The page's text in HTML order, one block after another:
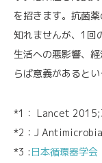
を招きます。抗菌
知れませんが、1回
生活への悪影響、
らば意義があるとい
*1： Lancet 2015;
*2：J
*3 : 日本循環器学